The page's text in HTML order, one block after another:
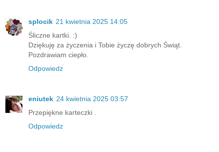
splocik 21 kwietnia 2025 14:05
Śliczne kartki. :)
Dziękuję za życzenia i Tobie życzę dobrych Świąt.
Pozdrawiam ciepło.
Odpowiedz
eniutek 24 kwietnia 2025 03:57
Przepiękne karteczki .
Odpowiedz